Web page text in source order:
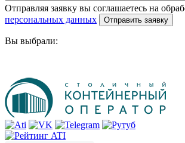
Отправляя заявку вы соглашаетесь на
персональных данных
Вы выбрали: